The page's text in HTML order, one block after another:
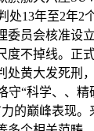
处13年至2年2
委员会核准设
度不掉线。正
处黄大发死刑
“科学、、精
的巅峰表现